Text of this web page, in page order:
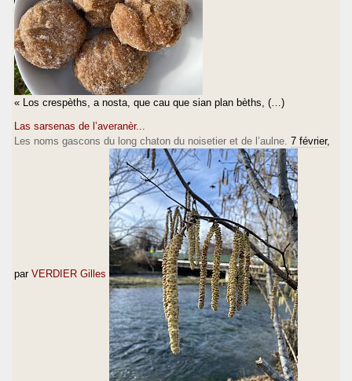
« Los crespèths, a nosta, que cau que sian plan bèths, (…)
Las sarsenas de l’averanèr...
Les noms gascons du long chaton du noisetier et de l’aulne. 7 février,
par VERDIER Gilles